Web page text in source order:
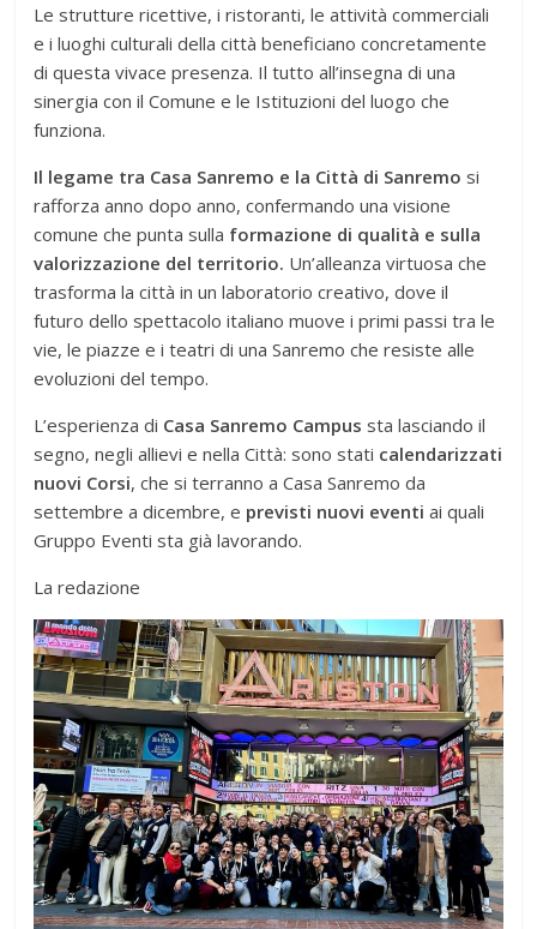
Le strutture ricettive, i ristoranti, le attività commerciali
e i luoghi culturali della città beneficiano concretamente
di questa vivace presenza. Il tutto all’insegna di una
sinergia con il Comune e le Istituzioni del luogo che
funziona.
Il legame tra Casa Sanremo e la Città di Sanremo si
rafforza anno dopo anno, confermando una visione
comune che punta sulla formazione di qualità e sulla
valorizzazione del territorio. Un’alleanza virtuosa che
trasforma la città in un laboratorio creativo, dove il
futuro dello spettacolo italiano muove i primi passi tra le
vie, le piazze e i teatri di una Sanremo che resiste alle
evoluzioni del tempo.
L’esperienza di Casa Sanremo Campussta lasciando il
segno, negli allievi e nella Città: sono stati calendarizzati
nuovi Corsi, che si terranno a Casa Sanremo da
settembre a dicembre, e previsti nuovi eventi ai quali
Gruppo Eventi sta già lavorando.
La redazione